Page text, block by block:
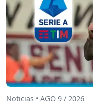
Noticias • AGO 9 / 2026